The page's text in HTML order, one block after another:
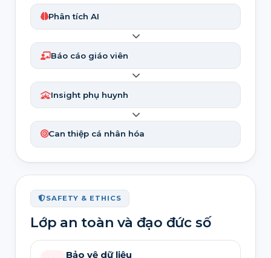
Phân tích AI
Báo cáo giáo viên
Insight phụ huynh
Can thiệp cá nhân hóa
SAFETY & ETHICS
Lớp an toàn và đạo đức số
Bảo vệ dữ liệu